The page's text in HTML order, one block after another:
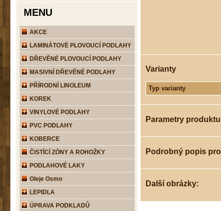
Varianty
Typ varianty
Parametry produktu
Podrobný popis
Další obrázky:
MENU
AKCE
LAMINÁTOVÉ PLOVOUCÍ PODLAHY
DŘEVĚNÉ PLOVOUCÍ PODLAHY
MASIVNÍ DŘEVĚNÉ PODLAHY
PŘÍRODNÍ LINOLEUM
KOREK
VINYLOVÉ PODLAHY
PVC PODLAHY
KOBERCE
ČISTÍCÍ ZÓNY A ROHOŽKY
PODLAHOVÉ LAKY
Oleje Osmo
LEPIDLA
ÚPRAVA PODKLADŮ